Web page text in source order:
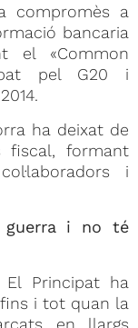
compromès a
bancaria
el «Common
pel G20 i
ha deixat de
fiscal, formant
i
i no té
Principat ha
i tot quan la
en llargs